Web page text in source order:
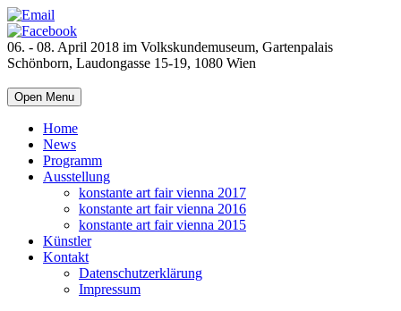
06. - 08. April 2018 im Volkskundemuseum, Gartenpalais
Schönborn, Laudongasse 15-19, 1080 Wien
Open Menu
Home
News
Programm
Ausstellung
konstante art fair vienna 2017
konstante art fair vienna 2016
konstante art fair vienna 2015
Künstler
Kontakt
Datenschutzerklärung
Impressum